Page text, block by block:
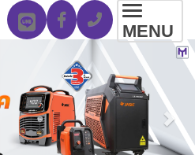
MENU